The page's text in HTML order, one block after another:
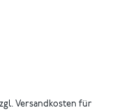
Versandkosten für